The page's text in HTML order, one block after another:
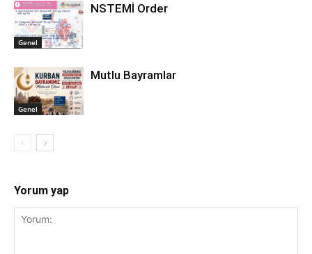
Genel
NSTEMİ Order
Genel
Mutlu Bayramlar
Yorum yap